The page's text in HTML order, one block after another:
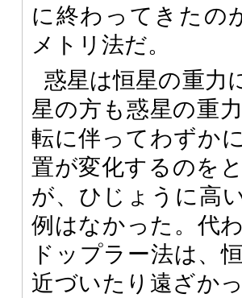
に終わってきたの
メトリ法だ。
惑星は恒星の重力
星の方も惑星の重
転に伴ってわずか
置が変化するのを
が、ひじょうに高
例はなかった。代
ドップラー法は、
近づいたり遠ざか